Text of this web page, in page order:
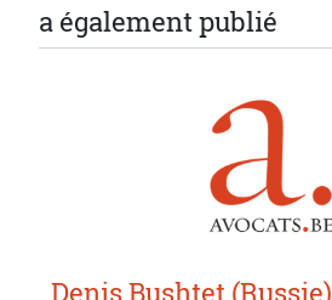
a également publié
Denis Bushtet (Russie)